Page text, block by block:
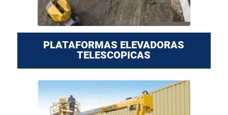
PLATAFORMAS ELEVADORAS
TELESCOPICAS